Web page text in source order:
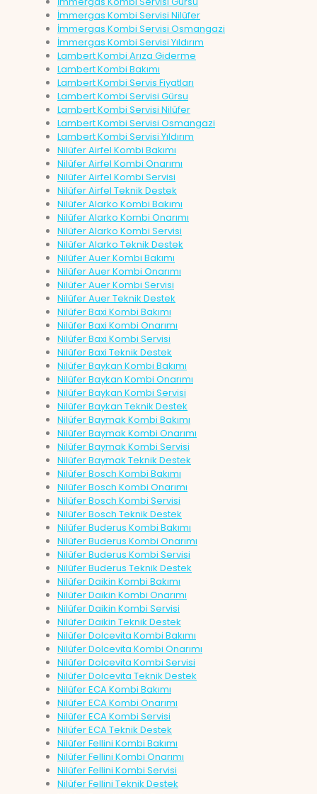
İmmergas Kombi Servisi Nilüfer
İmmergas Kombi Servisi Osmangazi
İmmergas Kombi Servisi Yıldırım
Lambert Kombi Arıza Giderme
Lambert Kombi Bakımı
Lambert Kombi Servis Fiyatları
Lambert Kombi Servisi Gürsu
Lambert Kombi Servisi Nilüfer
Lambert Kombi Servisi Osmangazi
Lambert Kombi Servisi Yıldırım
Nilüfer Airfel Kombi Bakımı
Nilüfer Airfel Kombi Onarımı
Nilüfer Airfel Kombi Servisi
Nilüfer Airfel Teknik Destek
Nilüfer Alarko Kombi Bakımı
Nilüfer Alarko Kombi Onarımı
Nilüfer Alarko Kombi Servisi
Nilüfer Alarko Teknik Destek
Nilüfer Auer Kombi Bakımı
Nilüfer Auer Kombi Onarımı
Nilüfer Auer Kombi Servisi
Nilüfer Auer Teknik Destek
Nilüfer Baxi Kombi Bakımı
Nilüfer Baxi Kombi Onarımı
Nilüfer Baxi Kombi Servisi
Nilüfer Baxi Teknik Destek
Nilüfer Baykan Kombi Bakımı
Nilüfer Baykan Kombi Onarımı
Nilüfer Baykan Kombi Servisi
Nilüfer Baykan Teknik Destek
Nilüfer Baymak Kombi Bakımı
Nilüfer Baymak Kombi Onarımı
Nilüfer Baymak Kombi Servisi
Nilüfer Baymak Teknik Destek
Nilüfer Bosch Kombi Bakımı
Nilüfer Bosch Kombi Onarımı
Nilüfer Bosch Kombi Servisi
Nilüfer Bosch Teknik Destek
Nilüfer Buderus Kombi Bakımı
Nilüfer Buderus Kombi Onarımı
Nilüfer Buderus Kombi Servisi
Nilüfer Buderus Teknik Destek
Nilüfer Daikin Kombi Bakımı
Nilüfer Daikin Kombi Onarımı
Nilüfer Daikin Kombi Servisi
Nilüfer Daikin Teknik Destek
Nilüfer Dolcevita Kombi Bakımı
Nilüfer Dolcevita Kombi Onarımı
Nilüfer Dolcevita Kombi Servisi
Nilüfer Dolcevita Teknik Destek
Nilüfer ECA Kombi Bakımı
Nilüfer ECA Kombi Onarımı
Nilüfer ECA Kombi Servisi
Nilüfer ECA Teknik Destek
Nilüfer Fellini Kombi Bakımı
Nilüfer Fellini Kombi Onarımı
Nilüfer Fellini Kombi Servisi
Nilüfer Fellini Teknik Destek